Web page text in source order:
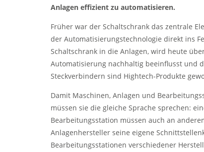
Anlagen effizient zu automatisieren.
Früher war der Schaltschrank das zentrale
der Automatisierungstechnologie direkt ins
Schaltschrank in die Anlagen, wird heute
Automatisierung nachhaltig beeinflusst und
Steckverbindern sind Hightech-Produkte
Damit Maschinen, Anlagen und
müssen sie die gleiche Sprache sprechen:
Bearbeitungsstation müssen auch an
Anlagenhersteller seine eigene
Bearbeitungsstationen verschiedener